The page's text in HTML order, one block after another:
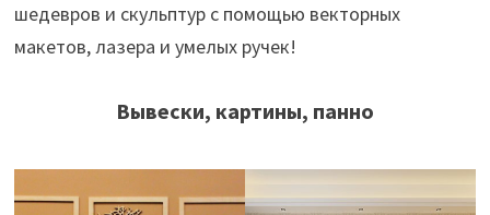
шедевров и скульптур с помощью векторных
макетов, лазера и умелых ручек!
Вывески, картины, панно